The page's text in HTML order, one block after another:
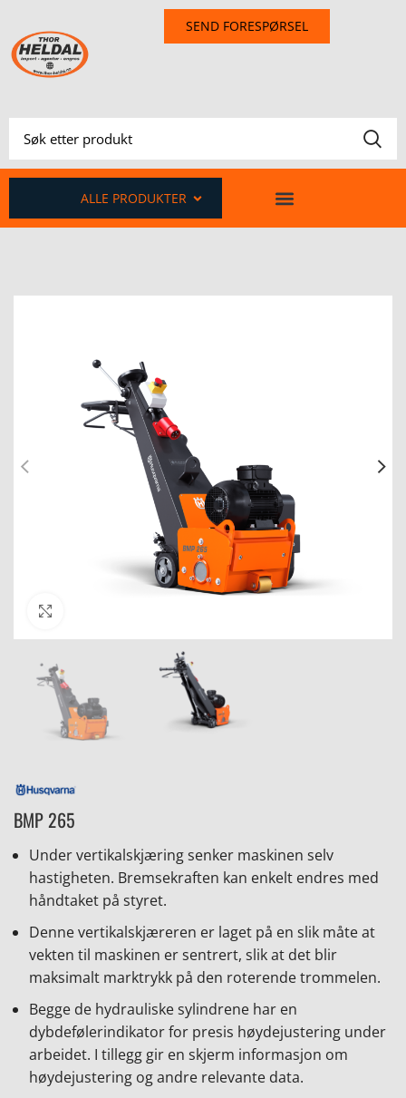
SEND FORESPØRSEL
ALLE PRODUKTER
BMP 265
Under vertikalskjæring senker maskinen selv
hastigheten. Bremsekraften kan enkelt endres med
håndtaket på styret.
Denne vertikalskjæreren er laget på en slik måte at
vekten til maskinen er sentrert, slik at det blir
maksimalt marktrykk på den roterende trommelen.
Begge de hydrauliske sylindrene har en
dybdefølerindikator for presis høydejustering under
arbeidet. I tillegg gir en skjerm informasjon om
høydejustering og andre relevante data.